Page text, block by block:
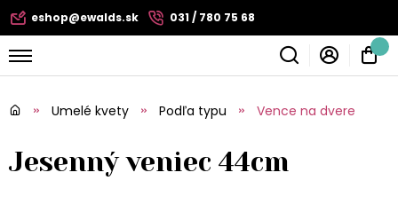
eshop@ewalds.sk 031 / 780 75 68
Umelé kvety Podľa typu Vence na dvere
Jesenný veniec 44cm